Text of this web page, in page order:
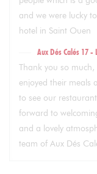
and we were lucky
hotel in Saint Ouen
Aux Dés Calés 17 -
Thank you so
enjoyed their meals
to see our
forward to
and a lovely
team of Aux Dés